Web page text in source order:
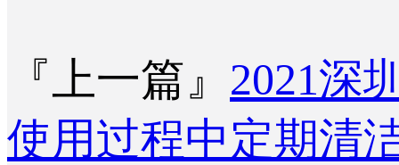
『上一篇』 2021深
使用过程中定期清